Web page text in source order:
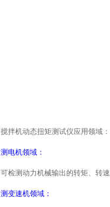
搅拌机动态扭矩测试仪应用领域：
测电机领域：
可检测动力机械输出的转矩、转
测变速机领域：